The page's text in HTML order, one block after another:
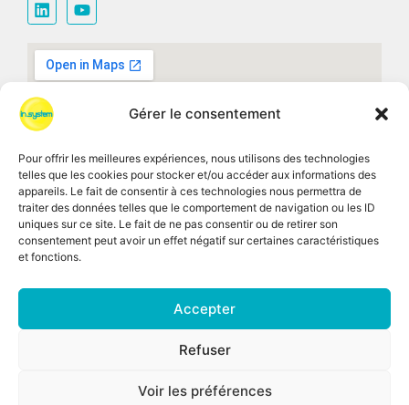
Gérer le consentement
Pour offrir les meilleures expériences, nous utilisons des technologies
telles que les cookies pour stocker et/ou accéder aux informations des
appareils. Le fait de consentir à ces technologies nous permettra de
traiter des données telles que le comportement de navigation ou les ID
uniques sur ce site. Le fait de ne pas consentir ou de retirer son
consentement peut avoir un effet négatif sur certaines caractéristiques
et fonctions.
Accepter
Refuser
Voir les préférences
Recrutement